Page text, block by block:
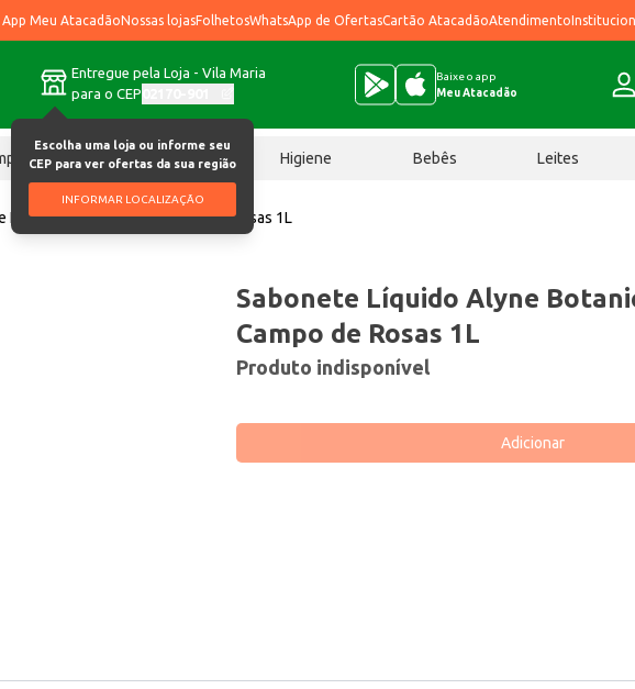
App Meu AtacadãoNossas lojasFolhetosWhatsApp de OfertasCartão AtacadãoAtendimento
Entregue pela Loja - Vila Maria
para o CEP
Escolha uma loja ou informe seu
CEP para ver ofertas da sua região
INFORMAR LOCALIZAÇÃO
Baixe o app
Meu Atacadão
Chocolates Higiene Bebês Leites
Líquido Alyne Botanic Campo de Rosas 1L
Sabonete Líquido Alyne
Campo de Rosas 1L
Produto indisponível
Adicionar